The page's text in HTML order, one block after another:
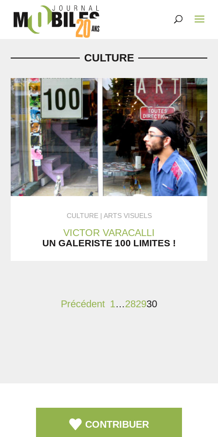
CULTURE
CULTURE ARTS VISUELS
VICTOR VARACALLI
UN GALERISTE 100 LIMITES !
Précédent 1…282930
CONTRIBUER